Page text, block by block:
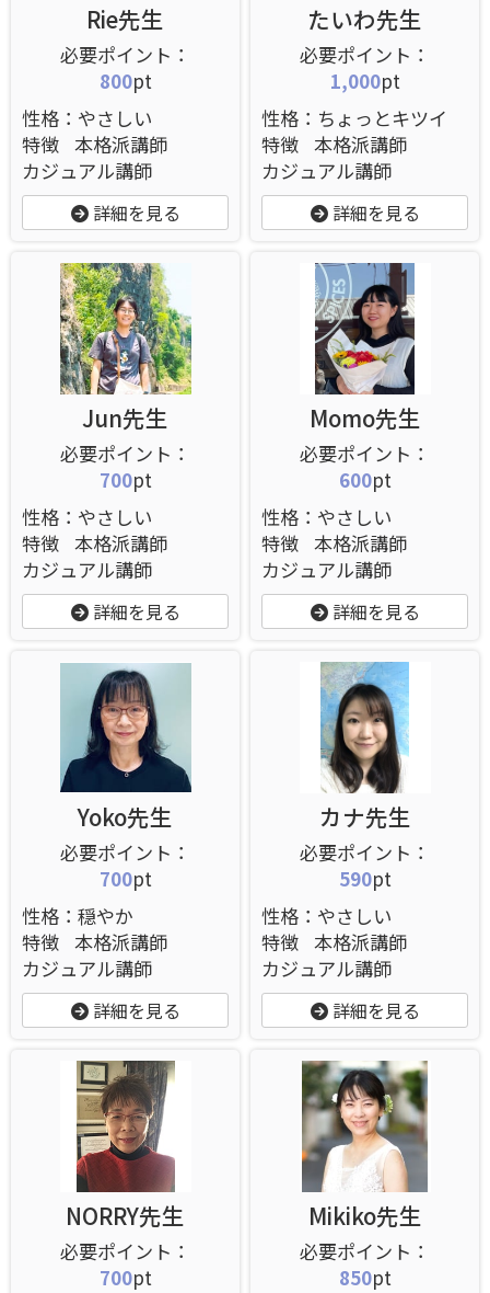
Rie先生
800pt
性格：やさしい
特徴 本格派講師
カジュアル講師
詳細を見る
たいわ先生
1,000pt
性格：ちょっとキツイ
特徴 本格派講師
カジュアル講師
詳細を見る
Jun先生
700pt
性格：やさしい
特徴 本格派講師
カジュアル講師
詳細を見る
Momo先生
600pt
性格：やさしい
特徴 本格派講師
カジュアル講師
詳細を見る
Yoko先生
700pt
性格：穏やか
特徴 本格派講師
カジュアル講師
詳細を見る
カナ先生
590pt
性格：やさしい
特徴 本格派講師
カジュアル講師
詳細を見る
NORRY先生
700pt
Mikiko先生
850pt